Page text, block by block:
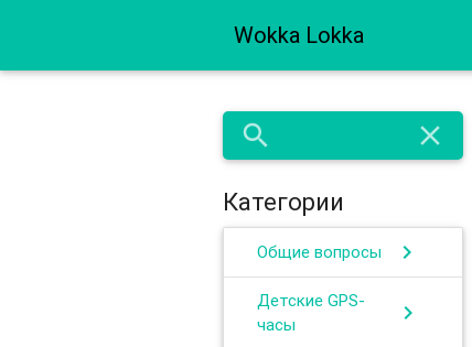
Wokka Lokka
search close
Категории
Общие вопросы chevron_right
Детские GPS-
часы
chevron_right